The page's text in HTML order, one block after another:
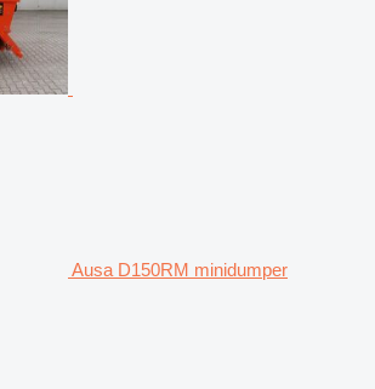
Ausa D150RM minidumper